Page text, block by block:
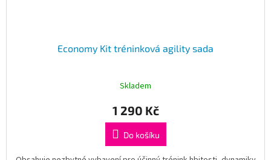
Economy Kit tréninková agility sada
Skladem
1 290 Kč
Do košíku